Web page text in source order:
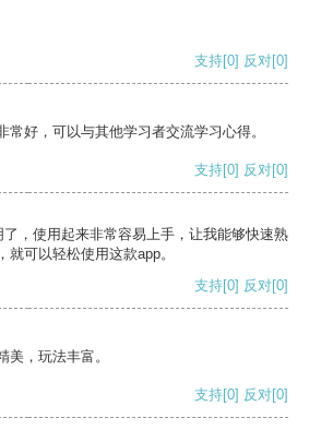
支持[0] 反对[0]
常好，可以与其他学习者交流学习心得。
支持[0] 反对[0]
，使用起来非常容易上手，让我能够快速熟
可以轻松使用这款app。
支持[0] 反对[0]
美，玩法丰富。
支持[0] 反对[0]